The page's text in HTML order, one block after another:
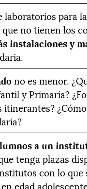
para
no tienen los
instalaciones y
no es menor.
y Primaria?
itinerantes?
a un
tenga plazas
con lo que
edad